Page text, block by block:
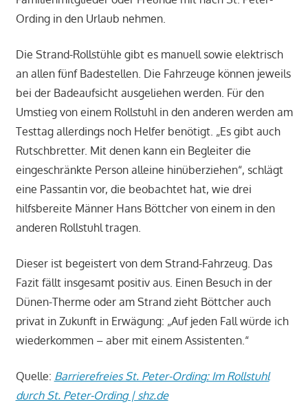
Ording in den Urlaub nehmen.
Die Strand-Rollstühle gibt es manuell sowie elektrisch
an allen fünf Badestellen. Die Fahrzeuge können jeweils
bei der Badeaufsicht ausgeliehen werden. Für den
Umstieg von einem Rollstuhl in den anderen werden am
Testtag allerdings noch Helfer benötigt. „Es gibt auch
Rutschbretter. Mit denen kann ein Begleiter die
eingeschränkte Person alleine hinüberziehen“, schlägt
eine Passantin vor, die beobachtet hat, wie drei
hilfsbereite Männer Hans Böttcher von einem in den
anderen Rollstuhl tragen.
Dieser ist begeistert von dem Strand-Fahrzeug. Das
Fazit fällt insgesamt positiv aus. Einen Besuch in der
Dünen-Therme oder am Strand zieht Böttcher auch
privat in Zukunft in Erwägung: „Auf jeden Fall würde ich
wiederkommen – aber mit einem Assistenten.“
Quelle: Barrierefreies St. Peter-Ording: Im Rollstuhl
durch St. Peter-Ording | shz.de